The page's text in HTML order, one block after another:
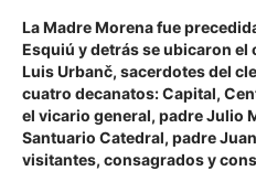
La Madre Morena fue
Esquiú y detrás se ubicaron
Luis Urbanč, sacerdotes del
cuatro decanatos: Capital,
el vicario general, padre Julio
Santuario Catedral, padre
visitantes, consagrados y